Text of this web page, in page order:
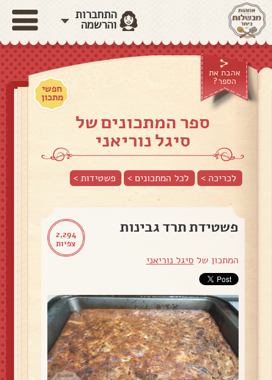
התחברות
והרשמה
אהבת את
הספר?
חפשי
מתכון
ספר המתכונים של
סיגל נוריאני
לכריכה > לכל המתכונים > פשטידות>
2,294
צפיות
פשטידת תרד גבינות
המתכון שלסיגל נוריאני